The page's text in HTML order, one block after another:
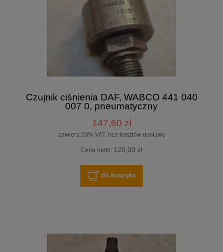
Czujnik ciśnienia DAF, WABCO 441 040
007 0, pneumatyczny
147,60 zł
zawiera 23% VAT, bez kosztów dostawy
Cena netto: 120,00 zł
do koszyka